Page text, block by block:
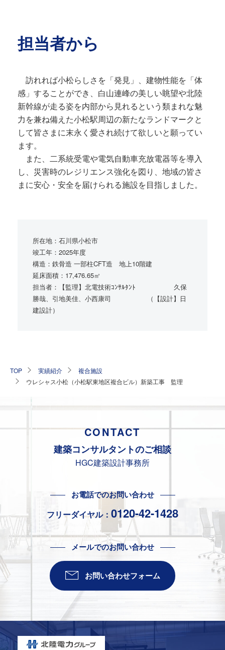
担当者から
訪れれば小松らしさを「発見」、建物性能を「体
感」することができ、白山連峰の美しい眺望や北陸
新幹線が走る姿を内部から見れるという類まれな魅
力を兼ね備えた小松駅周辺の新たなランドマークと
して皆さまに末永く愛され続けて欲しいと願ってい
ます。
また、二系統受電や電気自動車充放電器等を導入
し、災害時のレジリエンス強化を図り、地域の皆さ
まに安心・安全を届けられる施設を目指しました。
所在地：石川県小松市
竣工年：2025年度
構造：鉄骨造 一部柱CFT造 地上10階建
延床面積：17,476.65㎡
担当者：【監理】北電技術ｺﾝｻﾙﾀﾝﾄ⠀ ⠀ ⠀⠀ ⠀⠀ 久保
勝哉、引地美佳、小西康司⠀ ⠀⠀ ⠀⠀ ⠀（【設計】日
建設計）
TOP 実績紹介
複合施設
ウレシャス小松（小松駅東地区複合ビル）新築工事 監理
CONTACT
建築コンサルタントのご相談
HGC建築設計事務所
お電話でのお問い合わせ
フリーダイヤル： 0120-42-1428
メールでのお問い合わせ
お問い合わせフォーム